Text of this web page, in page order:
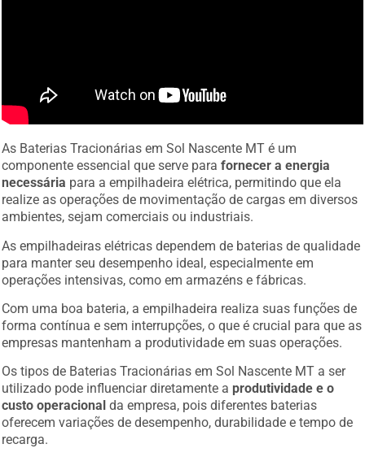
As Baterias Tracionárias em Sol Nascente MT é um
componente essencial que serve parafornecer a energia
necessária para a empilhadeira elétrica, permitindo que ela
realize as operações de movimentação de cargas em diversos
ambientes, sejam comerciais ou industriais.
As empilhadeiras elétricas dependem de baterias de qualidade
para manter seu desempenho ideal, especialmente em
operações intensivas, como em armazéns e fábricas.
Com uma boa bateria, a empilhadeira realiza suas funções de
forma contínua e sem interrupções, o que é crucial para que as
empresas mantenham a produtividade em suas operações.
Os tipos de Baterias Tracionárias em Sol Nascente MT a ser
utilizado pode influenciar diretamente a produtividade e o
custo operacional da empresa, pois diferentes baterias
oferecem variações de desempenho, durabilidade e tempo de
recarga.